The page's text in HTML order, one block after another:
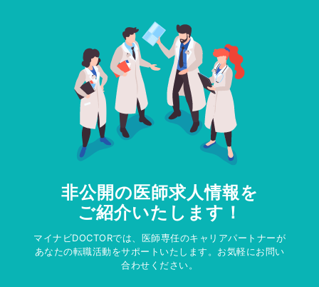
非公開の医師求人情報を
ご紹介いたします！
マイナビDOCTORでは、医師専任のキャリアパートナーが
あなたの転職活動をサポートいたします。お気軽にお問い
合わせください。